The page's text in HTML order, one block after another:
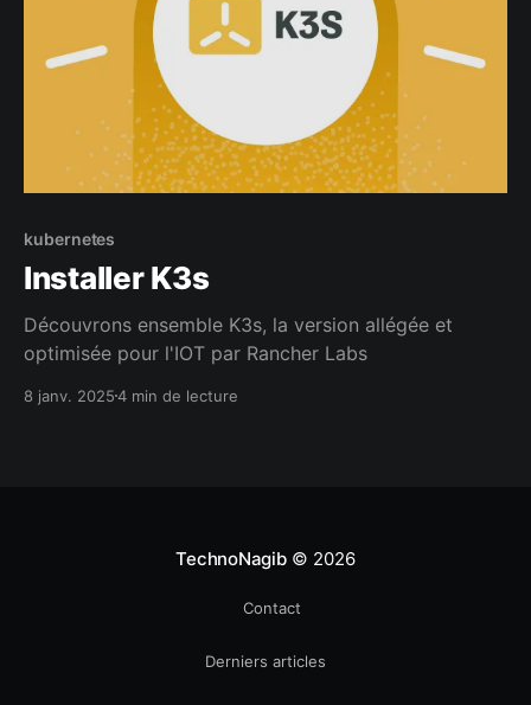
kubernetes
Installer K3s
Découvrons ensemble K3s, la version allégée et
optimisée pour l'IOT par Rancher Labs
8 janv. 20254 min de lecture
TechnoNagib© 2026
Contact
Derniers articles